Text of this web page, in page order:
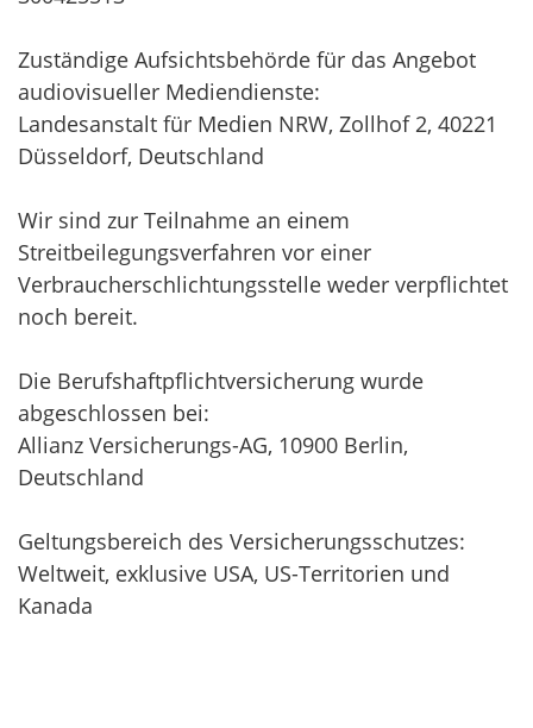
Zuständige Aufsichtsbehörde für das Angebot
audiovisueller Mediendienste:
Landesanstalt für Medien NRW, Zollhof 2, 40221
Düsseldorf, Deutschland
Wir sind zur Teilnahme an einem
Streitbeilegungsverfahren vor einer
Verbraucherschlichtungsstelle weder verpflichtet
noch bereit.
Die Berufshaftpflichtversicherung wurde
abgeschlossen bei:
Allianz Versicherungs-AG, 10900 Berlin,
Deutschland
Geltungsbereich des Versicherungsschutzes:
Weltweit, exklusive USA, US-Territorien und
Kanada